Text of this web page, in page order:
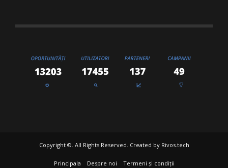
Copyright ©. All Rights Reserved. Created by Rivos.tech
Principala Despre noi
Termeni și condiții